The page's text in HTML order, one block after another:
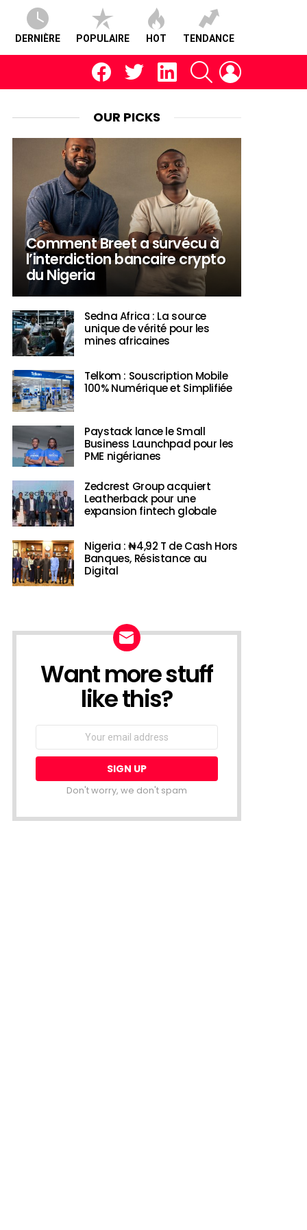
DERNIÈRE POPULAIRE HOT TENDANCE
facebooktwitter linkedin RECHERCHE
OUR PICKS
Comment Breet a survécu à
l’interdiction bancaire crypto
du Nigeria
Sedna Africa : La source
unique de vérité pour les
mines africaines
Telkom : Souscription Mobile
100% Numérique et Simplifiée
Paystack lance le Small
Business Launchpad pour les
PME nigérianes
Zedcrest Group acquiert
Leatherback pour une
expansion fintech globale
Nigeria : ₦4,92 T de Cash Hors
Banques, Résistance au
Digital
NEWSLETTER
Want more stuff
like this?
Email
Don't worry, we don't spam